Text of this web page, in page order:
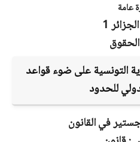
عامة
1
التونسية على ضوء قواعد
للحدود
في القانون